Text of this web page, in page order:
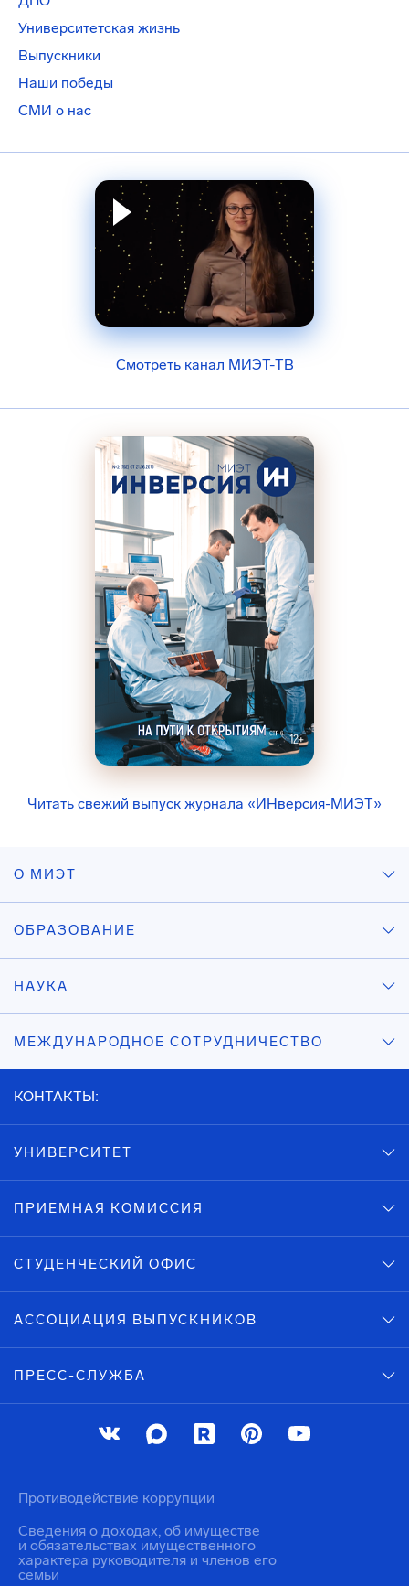
Университетская жизнь
Выпускники
Наши победы
СМИ о нас
Смотреть канал МИЭТ-ТВ
Читать свежий выпуск журнала «ИНверсия-МИЭТ»
О МИЭТ
ОБРАЗОВАНИЕ
НАУКА
МЕЖДУНАРОДНОЕ СОТРУДНИЧЕСТВО
КОНТАКТЫ:
УНИВЕРСИТЕТ
ПРИЕМНАЯ КОМИССИЯ
СТУДЕНЧЕСКИЙ ОФИС
АССОЦИАЦИЯ ВЫПУСКНИКОВ
ПРЕСС-СЛУЖБА
Противодействие коррупции
Сведения о доходах, об имуществе
и обязательствах имущественного
характера руководителя и членов его
семьи